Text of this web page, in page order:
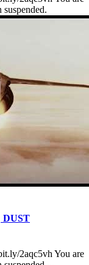
DUST
2aqc5vh You are